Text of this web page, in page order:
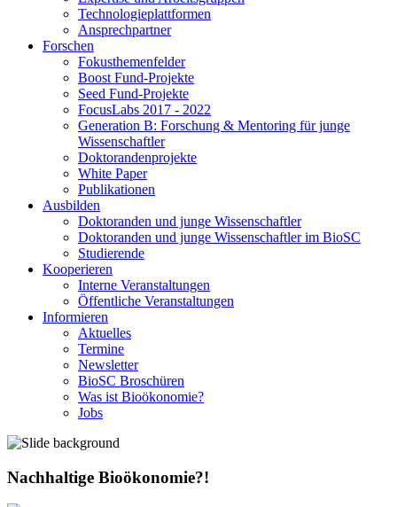
Technologieplattformen
Ansprechpartner
Forschen
Fokusthemenfelder
Boost Fund-Projekte
Seed Fund-Projekte
FocusLabs 2017 - 2022
Generation B: Forschung & Mentoring für junge
Wissenschaftler
Doktorandenprojekte
White Paper
Publikationen
Ausbilden
Doktoranden und junge Wissenschaftler
Doktoranden und junge Wissenschaftler im BioSC
Studierende
Kooperieren
Interne Veranstaltungen
Öffentliche Veranstaltungen
Informieren
Aktuelles
Termine
Newsletter
BioSC Broschüren
Was ist Bioökonomie?
Jobs
Nachhaltige Bioökonomie?!